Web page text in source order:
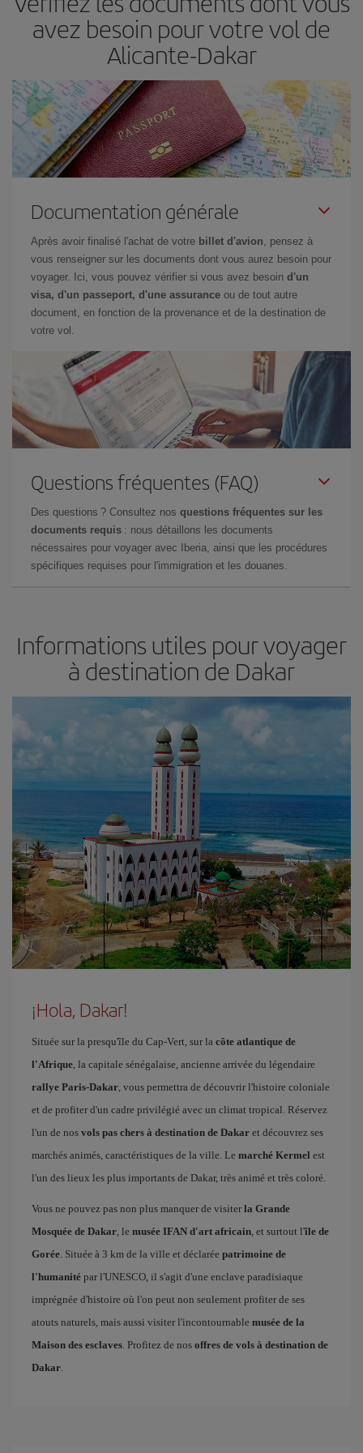
avez besoin pour votre vol de
Alicante-Dakar
Documentation générale
Après avoir finalisé l'achat de votre billet d'avion, pensez à
vous renseigner sur les documents dont vous aurez besoin pour
voyager. Ici, vous pouvez vérifier si vous avez besoin d'un
visa, d'un passeport, d'une assurance ou de tout autre
document, en fonction de la provenance et de la destination de
votre vol.
Questions fréquentes (FAQ)
Des questions ? Consultez nos questions fréquentes sur les
documents requis : nous détaillons les documents
nécessaires pour voyager avec Iberia, ainsi que les procédures
spécifiques requises pour l'immigration et les douanes.
Informations utiles pour voyager
à destination de Dakar
¡Hola, Dakar!
Située sur la presqu'île du Cap-Vert, sur la côte atlantique de
l'Afrique, la capitale sénégalaise, ancienne arrivée du légendaire
rallye Paris-Dakar, vous permettra de découvrir l'histoire coloniale
et de profiter d'un cadre privilégié avec un climat tropical. Réservez
l'un de nos vols pas chers à destination de Dakar et découvrez ses
marchés animés, caractéristiques de la ville. Le marché Kermel est
l'un des lieux les plus importants de Dakar, très animé et très coloré.
Vous ne pouvez pas non plus manquer de visiter la Grande
Mosquée de Dakar, le musée IFAN d'art africain, et surtout l'île de
Gorée. Située à 3 km de la ville et déclarée patrimoine de
l'humanité par l'UNESCO, il s'agit d'une enclave paradisiaque
imprégnée d'histoire où l'on peut non seulement profiter de ses
atouts naturels, mais aussi visiter l'incontournable musée de la
Maison des esclaves. Profitez de nos offres de vols à destination de
Dakar.